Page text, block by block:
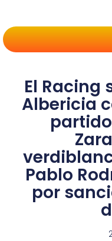
El Racing
Albericia
Pablo
por